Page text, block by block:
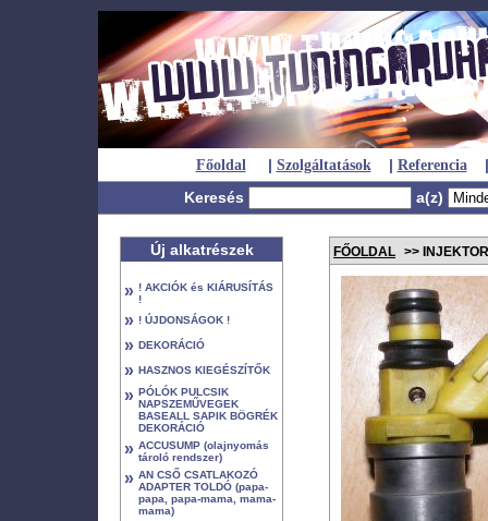
Főoldal | Szolgáltatások | Referencia
|
Keresés
a(z)
Új alkatrészek
» ! AKCIÓK és KIÁRUSÍTÁS
!
» ! ÚJDONSÁGOK !
» DEKORÁCIÓ
» HASZNOS KIEGÉSZÍTŐK
» PÓLÓK PULCSIK
NAPSZEMŰVEGEK
BASEALL SAPIK BÖGRÉK
DEKORÁCIÓ
» ACCUSUMP (olajnyomás
tároló rendszer)
» AN CSŐ CSATLAKOZÓ
ADAPTER TOLDÓ (papa-
papa, papa-mama, mama-
mama)
FŐOLDAL >>